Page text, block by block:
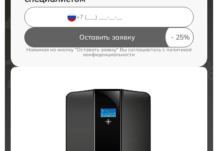
Оставить заявку
Нажимая на кнопку "Оставить заявку" Вы соглашаетесь cполитикой
конфиденциальности